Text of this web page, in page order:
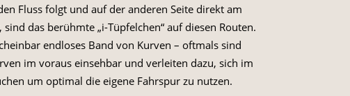
Fluss folgt und auf der anderen Seite direkt am
das berühmte „i-Tüpfelchen“ auf diesen Routen.
endloses Band von Kurven – oftmals sind
im voraus einsehbar und verleiten dazu, sich im
um optimal die eigene Fahrspur zu nutzen.